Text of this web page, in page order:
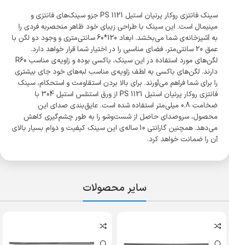
سینک فانتزی روکار پرنیان استیل PS 1121 جزو سینک‌های فانتزی و
مینیمال است. این سینک با طراحی زیبای خود ظاهر منحصربه فردی را
به آشپزخانه‌ی شما می‌بخشد. ابعاد 120*60 سانتی‌متری و وجود دو لگن با
عمق 20 سانتی‌متر، فضای مناسبی را در اختیار شما قرار خواهد دارد.
لگن‌های مورد استفاده در این سینک، باکسی بوده و زاویه‌ی مناسب R60
دارند. لگن‌های باکسی به لطف زاویه‌ی مناسب لبه‌های خود جای بیشتری
را برای شما فراهم می‌آورند. برای بالا بردن استقاومت و استحکام، سینک
فانتزی روکار پرنیان استیل PS 1121 از ورق استنلس استیل 304 با
ضخامت 0.8 میلی‌متر استفاده شده است. عایق‌بندی صدای این
محصول، سروصدای حاصل از شست‌وشو را به طور چشم‌گیری کاهش
می‌دهد. همچنین گارانتی 10 ساله‌ی این سینک کیفیت و دوام بسیار بالای
آن را ضمانت خواهد کرد.
سایر محصولات